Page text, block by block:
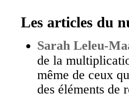
Les articles du
Sarah Leleu-
de la
même de ceux
des éléments de